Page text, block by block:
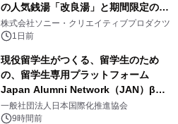
の人気銭湯「改良湯」と期間限定のコ
ラボレーション サウナイキタイコラ
ボグッズも発売決定！
株式会社ソニー・クリエイティブプロダクツ
1日前
現役留学生がつくる、留学生のため
の、留学生専用プラットフォーム
Japan Alumni Network（JAN）β版
をリリース
一般社団法人日本国際化推進協会
9時間前